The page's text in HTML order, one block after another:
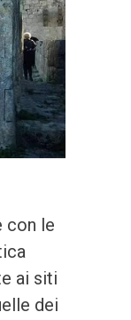
con le
ai siti
dei